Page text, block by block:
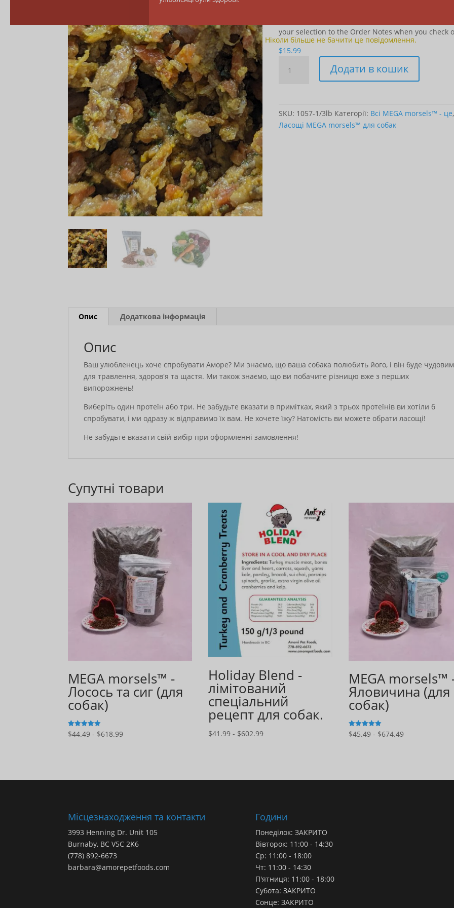
your selection to the Order Notes when you check
$15.99
Size
Додати в кошик
SKU: 1057-1/3lb Категорії: Всі MEGA morsels™ - це,
Ласощі MEGA morsels™ для собак
Опис Додаткова інформація
Опис
Ваш улюбленець хоче спробувати Аморе? Ми знаємо, що ваша собака полюбить його, і він буде чудовим
для травлення, здоров'я та щастя. Ми також знаємо, що ви побачите різницю вже з перших
випорожнень!
Виберіть один протеїн або три. Не забудьте вказати в примітках, який з трьох протеїнів ви хотіли б
спробувати, і ми одразу ж відправимо їх вам. Не хочете їжу? Натомість ви можете обрати ласощі!
Не забудьте вказати свій вибір при оформленні замовлення!
Супутні товари
MEGA morsels™ -
Лосось та сиг (для
собак)
5
з 5
$44.49 - $618.99Діапазон
$618.99
Holiday Blend -
лімітований
спеціальний
рецепт для собак.
$41.99 - $602.99Діапазон
$602.99
MEGA morsels™
Яловичина (для
собак)
5
з 5
$45.49 - $674.49Діапазон
$674.49
Місцезнаходження та контакти
3993 Henning Dr. Unit 105
Burnaby, BC V5C 2K6
(778) 892-6673
barbara@amorepetfoods.com
Години
Понеділок: ЗАКРИТО
Вівторок: 11:00 - 14:30
Ср: 11:00 - 18:00
Чт: 11:00 - 14:30
П'ятниця: 11:00 - 18:00
Субота: ЗАКРИТО
Сонце: ЗАКРИТО
Ніколи більше не бачити це повідомлення.